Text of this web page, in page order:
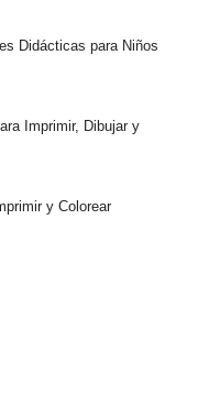
Didácticas para Niños
Imprimir, Dibujar y
y Colorear